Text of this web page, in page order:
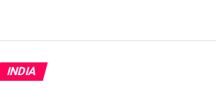
INDIA